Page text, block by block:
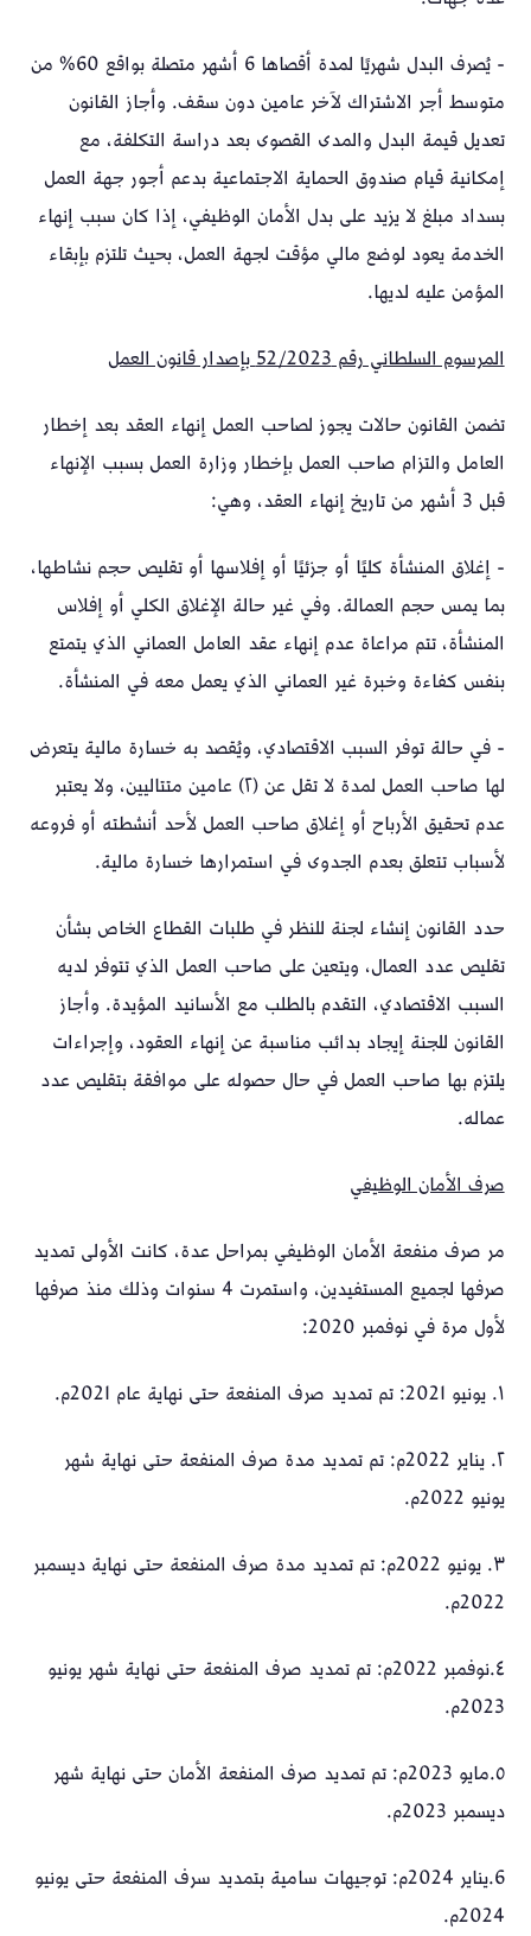
- يُصرف البدل شهريًا لمدة أقصاها 6 أشهر متصلة بواقع 60% من
متوسط أجر الاشتراك لآخر عامين دون سقف. وأجاز القانون
تعديل قيمة البدل والمدى القصوى بعد دراسة التكلفة، مع
إمكانية قيام صندوق الحماية الاجتماعية بدعم أجور جهة العمل
بسداد مبلغ لا يزيد على بدل الأمان الوظيفي، إذا كان سبب إنهاء
الخدمة يعود لوضع مالي مؤقت لجهة العمل، بحيث تلتزم بإبقاء
المؤمن عليه لديها.
المرسوم السلطاني رقم 52/2023 بإصدار قانون العمل
تضمن القانون حالات يجوز لصاحب العمل إنهاء العقد بعد إخطار
العامل والتزام صاحب العمل بإخطار وزارة العمل بسبب الإنهاء
قبل 3 أشهر من تاريخ إنهاء العقد، وهي:
- إغلاق المنشأة كليًا أو جزئيًا أو إفلاسها أو تقليص حجم نشاطها،
بما يمس حجم العمالة. وفي غير حالة الإغلاق الكلي أو إفلاس
المنشأة، تتم مراعاة عدم إنهاء عقد العامل العماني الذي يتمتع
بنفس كفاءة وخبرة غير العماني الذي يعمل معه في المنشأة.
- في حالة توفر السبب الاقتصادي، ويُقصد به خسارة مالية يتعرض
لها صاحب العمل لمدة لا تقل عن (٢) عامين متتاليين، ولا يعتبر
عدم تحقيق الأرباح أو إغلاق صاحب العمل لأحد أنشطته أو فروعه
لأسباب تتعلق بعدم الجدوى في استمرارها خسارة مالية.
حدد القانون إنشاء لجنة للنظر في طلبات القطاع الخاص بشأن
تقليص عدد العمال، ويتعين على صاحب العمل الذي تتوفر لديه
السبب الاقتصادي، التقدم بالطلب مع الأسانيد المؤيدة. وأجاز
القانون للجنة إيجاد بدائب مناسبة عن إنهاء العقود، وإجراءات
يلتزم بها صاحب العمل في حال حصوله على موافقة بتقليص عدد
عماله.
صرف الأمان الوظيفي
مر صرف منفعة الأمان الوظيفي بمراحل عدة، كانت الأولى تمديد
صرفها لجميع المستفيدين، واستمرت 4 سنوات وذلك منذ صرفها
لأول مرة في نوفمبر 2020:
١. يونيو 2021: تم تمديد صرف المنفعة حتى نهاية عام 2021م.
٢. يناير 2022م: تم تمديد مدة صرف المنفعة حتى نهاية شهر
يونيو 2022م.
٣. يونيو 2022م: تم تمديد مدة صرف المنفعة حتى نهاية ديسمبر
2022م.
٤.نوفمبر 2022م: تم تمديد صرف المنفعة حتى نهاية شهر يونيو
2023م.
٥.مايو 2023م: تم تمديد صرف المنفعة الأمان حتى نهاية شهر
ديسمبر 2023م.
6.يناير 2024م: توجيهات سامية بتمديد سرف المنفعة حتى يونيو
2024م.